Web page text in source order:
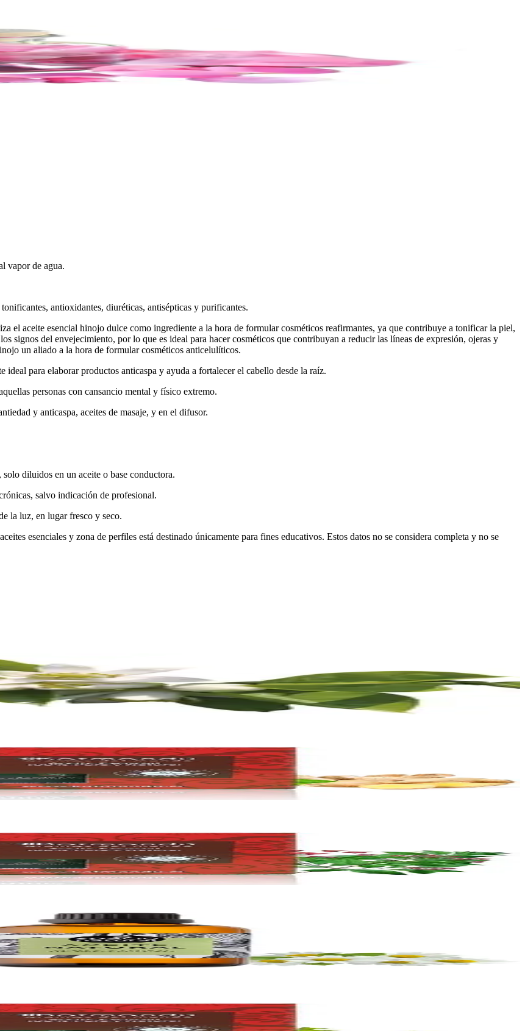
vapor de agua.
antioxidantes, diuréticas, antisépticas y purificantes.
el aceite esencial hinojo dulce como ingrediente a la hora de formular cosméticos reafirmantes, ya que contribuye a tonificar la piel,
signos del envejecimiento, por lo que es ideal para hacer cosméticos que contribuyan a reducir las líneas de expresión, ojeras y
un aliado a la hora de formular cosméticos anticelulíticos.
ideal para elaborar productos anticaspa y ayuda a fortalecer el cabello desde la raíz.
personas con cansancio mental y físico extremo.
y anticaspa, aceites de masaje, y en el difusor.
diluidos en un aceite o base conductora.
salvo indicación de profesional.
la luz, en lugar fresco y seco.
esenciales y zona de perfiles está destinado únicamente para fines educativos. Estos datos no se considera completa y no se